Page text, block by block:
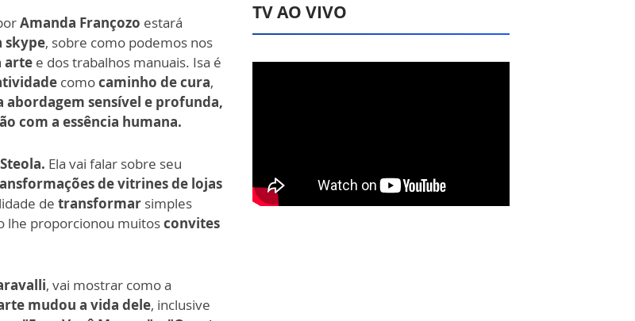
Amanda Françozo estará
skype, sobre como podemos nos
arte e dos trabalhos manuais. Isa é
comocaminho de cura,
sensível e profunda,
com a essência humana.
Ela vai falar sobre seu
de vitrines de lojas
de transformar simples
lhe proporcionou muitosconvites
, vai mostrar como a
mudou a vida dele, inclusive
TV AO VIVO